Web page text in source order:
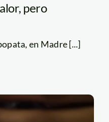
pero
en Madre [...]